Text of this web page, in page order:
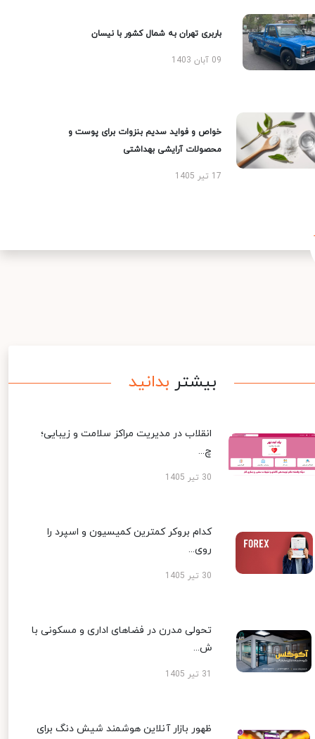
باربری تهران به شمال کشور با نیسان
09 آبان 1403
خواص و فواید سدیم بنزوات برای پوست و
محصولات آرایشی بهداشتی
17 تیر 1405
بیشتر بدانید
انقلاب در مدیریت مراکز سلامت و زیبایی؛
چ...
30 تیر 1405
کدام بروکر کمترین کمیسیون و اسپرد را
روی...
30 تیر 1405
تحولی مدرن در فضاهای اداری و مسکونی با
ش...
ظهور بازار آنلاین هوشمند شیش دنگ برای